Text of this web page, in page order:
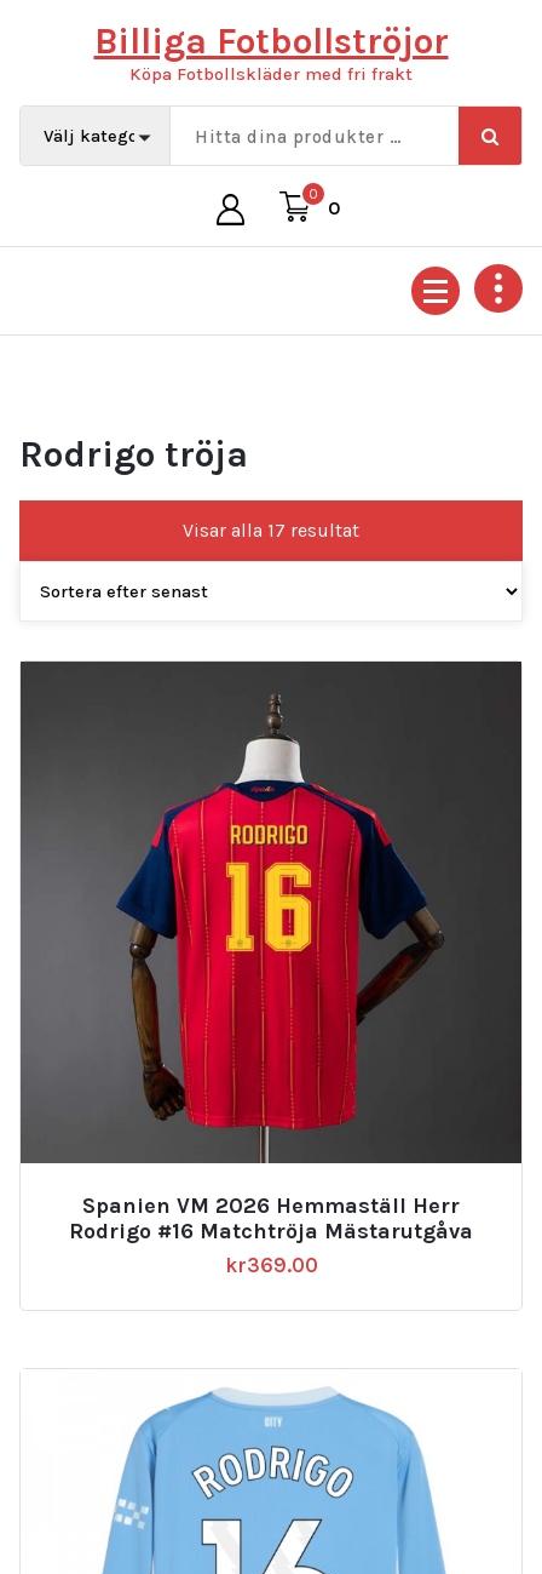
Billiga Fotbollströjor
Köpa Fotbollskläder med fri frakt
0
0
Rodrigo tröja
Visar alla 17 resultatSortera
efter
Spanien VM 2026 Hemmaställ Herr
Rodrigo #16 Matchtröja Mästarutgåva
kr369.00